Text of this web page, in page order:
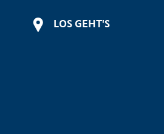
LOS GEHT'S